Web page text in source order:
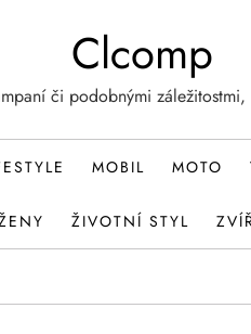
Clcomp
či podobnými
MOBIL MOTO
ŽIVOTNÍ STYL